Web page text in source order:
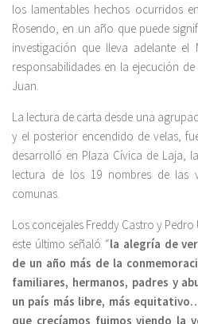
los lamentables hechos ocurridos
Rosendo, en un año que puede
investigación que lleva adelante el
responsabilidades en la ejecución
Juan.
La lectura de carta desde una
y el posterior encendido de velas,
desarrolló en Plaza Cívica de Laja,
lectura de los 19 nombres de las
comunas.
Los concejales Freddy Castro y
este último señaló “la alegría de
de un año más de la
familiares, hermanos, padres y
un país más libre, más
que crecíamos fuimos viendo la